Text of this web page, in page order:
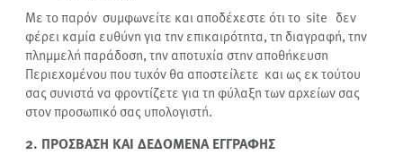
Με το παρόν συμφωνείτε και αποδέχεστε ότι το site δεν
φέρει καμία ευθύνη για την επικαιρότητα, τη διαγραφή, την
πλημμελή παράδοση, την αποτυχία στην αποθήκευση
Περιεχομένου που τυχόν θα αποστείλετε και ως εκ τούτου
σας συνιστά να φροντίζετε για τη φύλαξη των αρχείων σας
στον προσωπικό σας υπολογιστή.
2. ΠΡΟΣΒΑΣΗ ΚΑΙ ΔΕΔΟΜΕΝΑ ΕΓΓΡΑΦΗΣ